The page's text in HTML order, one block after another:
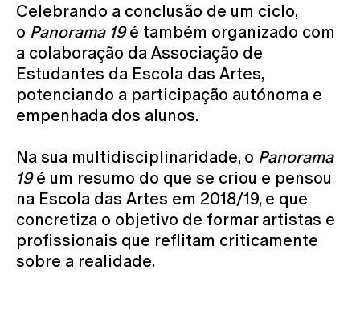
Celebrando a conclusão de um ciclo,
o Panorama 19é também organizado com
a colaboração da Associação de
Estudantes da Escola das Artes,
potenciando a participação autónoma e
empenhada dos alunos.
Na sua multidisciplinaridade, o Panorama
19é um resumo do que se criou e pensou
na Escola das Artes em 2018/19, e que
concretiza o objetivo de formar artistas e
profissionais que reflitam criticamente
sobre a realidade.